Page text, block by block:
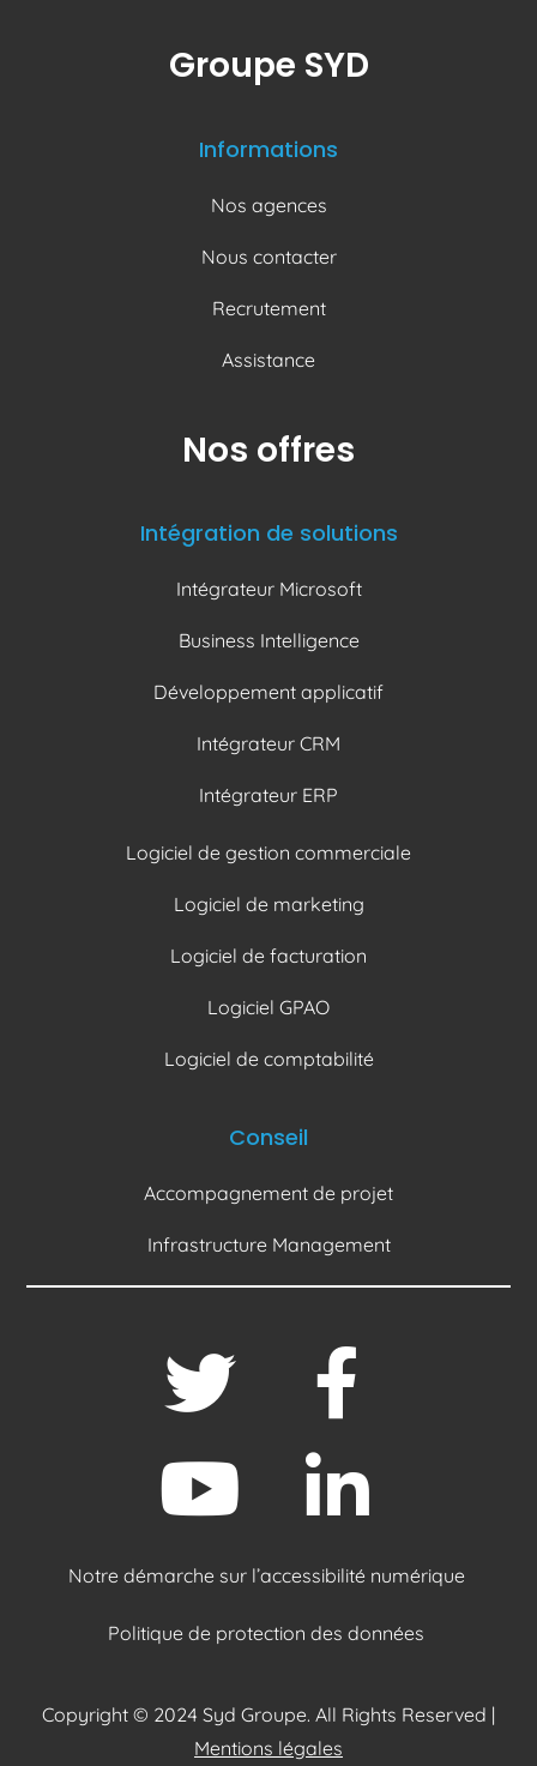
Groupe SYD
Informations
Nos agences
Nous contacter
Recrutement
Assistance
Nos offres
Intégration de solutions
Intégrateur Microsoft
Business Intelligence
Développement applicatif
Intégrateur CRM
Intégrateur ERP
Logiciel de gestion commerciale
Logiciel de marketing
Logiciel de facturation
Logiciel GPAO
Logiciel de comptabilité
Conseil
Accompagnement de projet
Infrastructure Management
Notre démarche sur l’accessibilité numérique
Politique de protection des données
Copyright © 2024 Syd Groupe. All Rights Reserved |
Mentions légales